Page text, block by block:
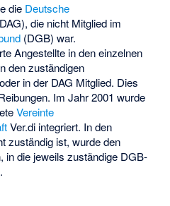
die Deutsche
die nicht Mitglied im
(DGB) war.
Angestellte in den einzelnen
den zuständigen
in der DAG Mitglied. Dies
Im Jahr 2001 wurde
Vereinte
Ver.di integriert. In den
zuständig ist, wurde den
in die jeweils zuständige DGB-